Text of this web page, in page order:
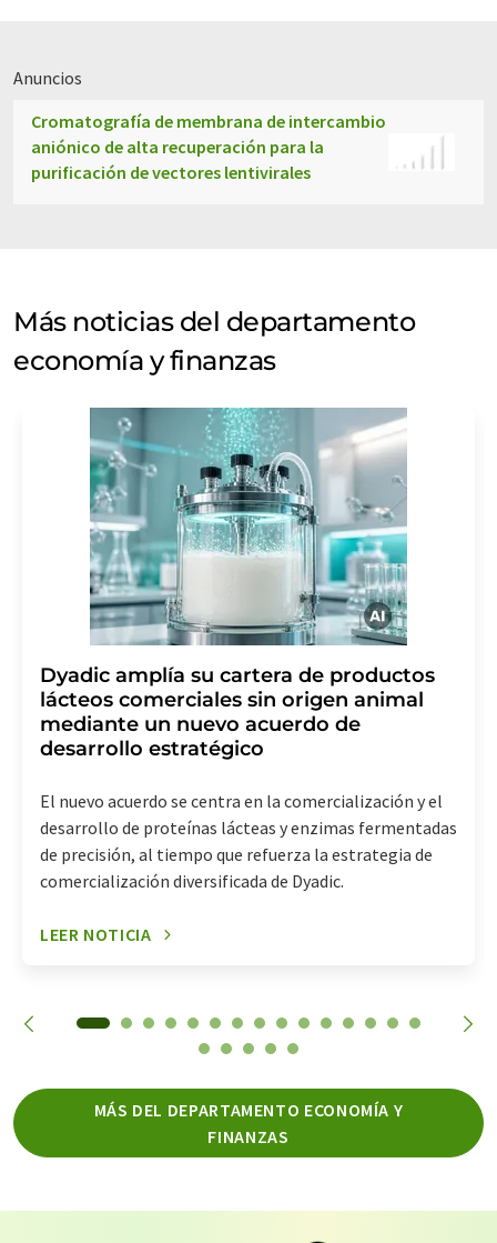
Anuncios
Cromatografía de membrana de intercambio
aniónico de alta recuperación para la
purificación de vectores lentivirales
Más noticias del departamento
economía y finanzas
Dyadic amplía su cartera de productos
lácteos comerciales sin origen animal
mediante un nuevo acuerdo de
desarrollo estratégico
El nuevo acuerdo se centra en la comercialización y el
desarrollo de proteínas lácteas y enzimas fermentadas
de precisión, al tiempo que refuerza la estrategia de
comercialización diversificada de Dyadic.
LEER NOTICIA
MÁS DEL DEPARTAMENTO ECONOMÍA Y
FINANZAS